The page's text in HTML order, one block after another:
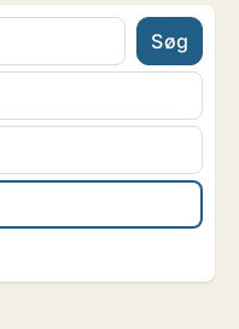
Søg